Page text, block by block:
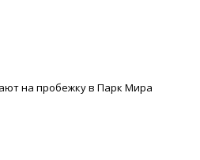
на пробежку в Парк Мира